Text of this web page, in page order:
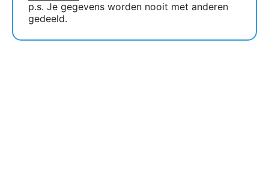
p.s. Je gegevens worden nooit met anderen
gedeeld.